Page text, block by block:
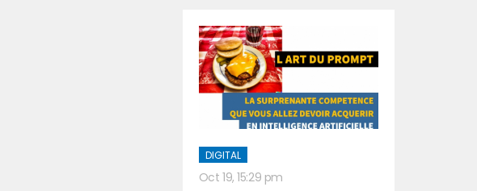
DIGITAL
Oct 19, 15:29 pm